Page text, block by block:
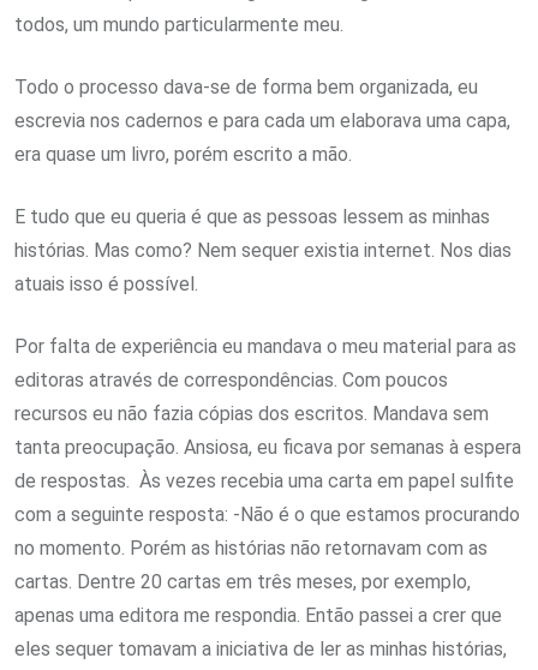
todos, um mundo particularmente meu.
Todo o processo dava-se de forma bem organizada, eu
escrevia nos cadernos e para cada um elaborava uma capa,
era quase um livro, porém escrito a mão.
E tudo que eu queria é que as pessoas lessem as minhas
histórias. Mas como? Nem sequer existia internet. Nos dias
atuais isso é possível.
Por falta de experiência eu mandava o meu material para as
editoras através de correspondências. Com poucos
recursos eu não fazia cópias dos escritos. Mandava sem
tanta preocupação. Ansiosa, eu ficava por semanas à espera
de respostas. Às vezes recebia uma carta em papel sulfite
com a seguinte resposta: -Não é o que estamos procurando
no momento. Porém as histórias não retornavam com as
cartas. Dentre 20 cartas em três meses, por exemplo,
apenas uma editora me respondia. Então passei a crer que
eles sequer tomavam a iniciativa de ler as minhas histórias,